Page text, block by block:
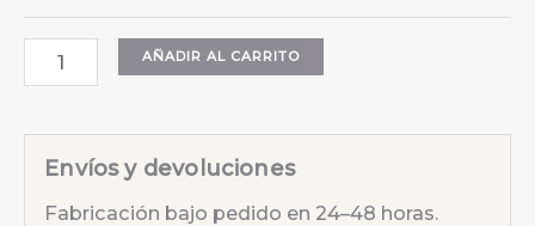
Chaleco
3D
Transparente
AÑADIR AL CARRITO
Envíos y devoluciones
Fabricación bajo pedido en 24–48 horas.